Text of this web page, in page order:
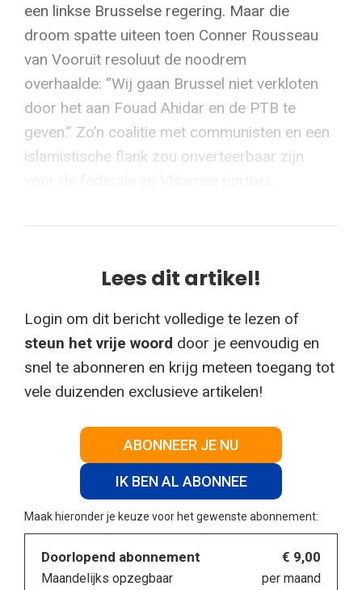
een linkse Brusselse regering. Maar die
droom spatte uiteen toen Conner Rousseau
van Vooruit resoluut de noodrem
overhaalde: “Wij gaan Brussel niet verkloten
door het aan Fouad Ahidar en de PTB te
geven.” Zo’n coalitie met communisten en een
islamistische flank zou onverteerbaar zijn
Lees dit artikel!
Login om dit bericht volledige te lezen of
steun het vrije woord door je eenvoudig en
snel te abonneren en krijg meteen toegang tot
vele duizenden exclusieve artikelen!
ABONNEER JE NU
IK BEN AL ABONNEE
Maak hieronder je keuze voor het gewenste abonnement:
Doorlopend abonnement
Maandelijks opzegbaar
€ 9,00
per maand